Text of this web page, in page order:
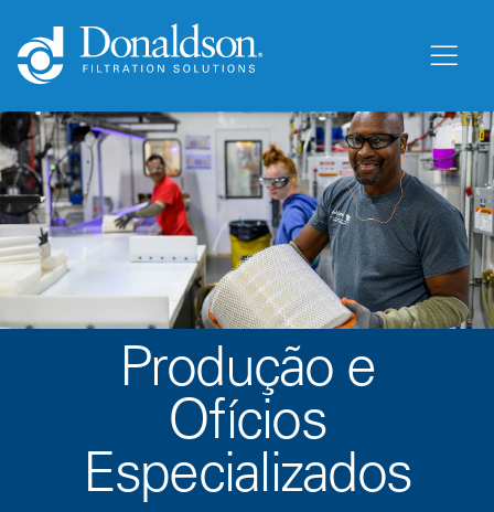
Produção e
Ofícios
Especializados